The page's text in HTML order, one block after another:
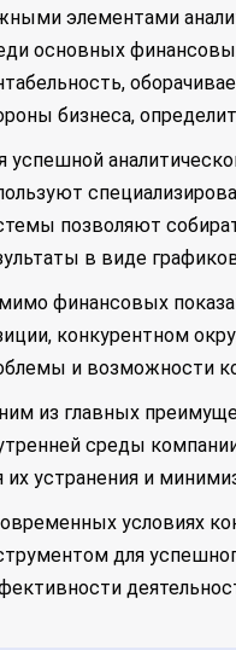
элементами
основных
бизнеса,
успешной
позволяют
в виде
финансовых
конкурентном
и возможности
из главных
среды
их устранения и
условиях
для